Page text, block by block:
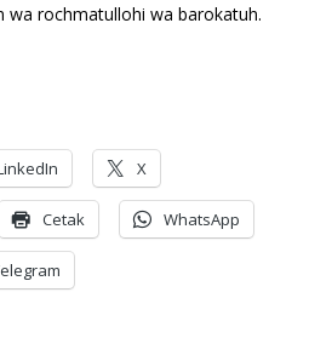
wa rochmatullohi wa barokatuh.
X
Cetak WhatsApp